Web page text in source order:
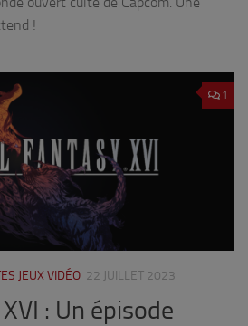
!
1
JEUX VIDÉO 22 JUILLET 2023
: Un épisode